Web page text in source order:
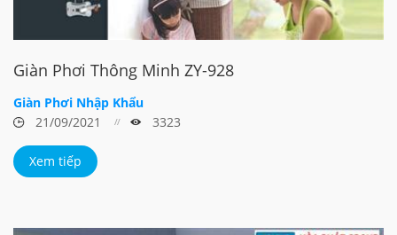
Giàn Phơi Thông Minh ZY-928
Giàn Phơi Nhập Khẩu
21/09/2021
3323
Xem tiếp